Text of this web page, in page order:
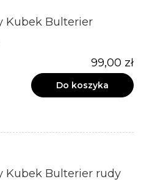
Kubek Bulterier
99,00 zł
Do koszyka
Kubek Bulterier rudy